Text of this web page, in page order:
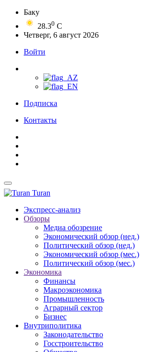
Баку
28.30 C
Четверг, 6 август 2026
Войти
Подписка
Контакты
Turan
Экспресс-анализ
Обзоры
Медиа обозрение
Экономический обзор (нед.)
Политический обзор (нед.)
Экономический обзор (мес.)
Политический обзор (мес.)
Экономика
Финансы
Макроэкономика
Промышленность
Аграрный сектор
Бизнес
Внутриполитика
Законодательство
Госстроительство